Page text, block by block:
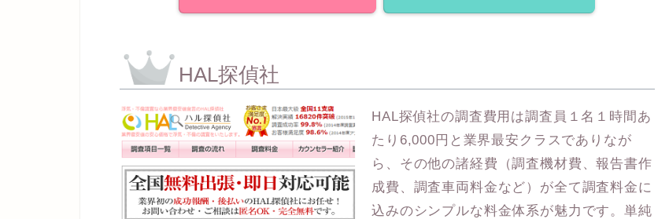
HAL探偵社
HAL探偵社の調査費用は調査員１名１時間あ
たり6,000円と業界最安クラスでありなが
ら、その他の諸経費（調査機材費、報告書作
成費、調査車両料金など）が全て調査料金に
込みのシンプルな料金体系が魅力です。単純